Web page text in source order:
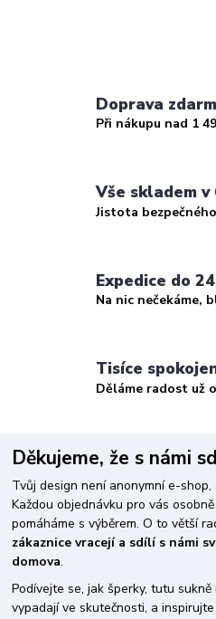
Doprava
Při nákupu nad 1
Vše skladem v
Jistota
Expedice do
Na nic nečekáme,
Tisíce
Děláme radost už
Děkujeme, že s námi
Tvůj design není anonymní e-
Každou objednávku pro vás
pomáháme s výběrem. O to větší
zákaznice vracejí a sdílí s námi
domova.
Podívejte se, jak šperky, tutu
vypadají ve skutečnosti, a